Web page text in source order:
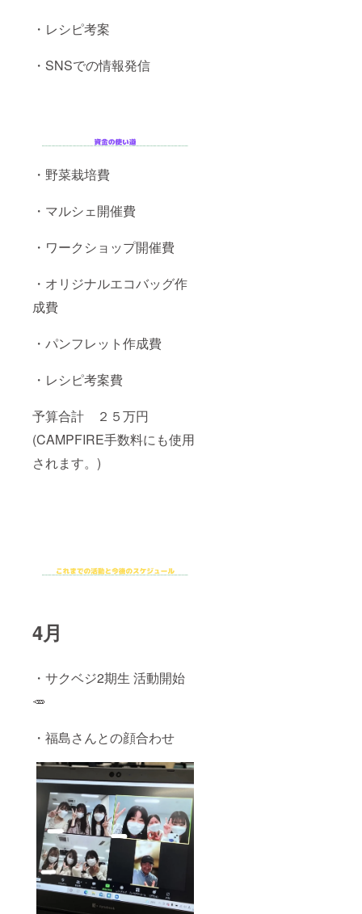
・レシピ考案
・SNSでの情報発信
・野菜栽培費
・マルシェ開催費
・ワークショップ開催費
・オリジナルエコバッグ作
成費
・パンフレット作成費
・レシピ考案費
予算合計 ２５万円
(CAMPFIRE手数料にも使用
されます。)
4月
・サクベジ2期生 活動開始
🥕
・福島さんとの顔合わせ